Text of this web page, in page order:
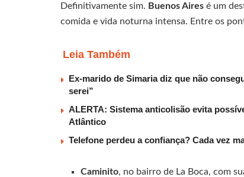
Definitivamente sim. Buenos Aires é um
comida e vida noturna intensa. Entre os
Leia Também
Ex-marido de Simaria diz que não
serei”
ALERTA: Sistema anticolisão evita
Atlântico
Telefone perdeu a confiança? Cada vez
Caminito, no bairro de La Boca, com